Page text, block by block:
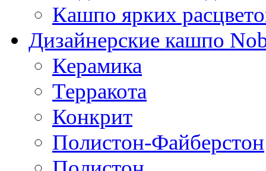
Кашпо ярких
Дизайнерские кашпо
Керамика
Терракота
Конкрит
Полистон-Файберстон